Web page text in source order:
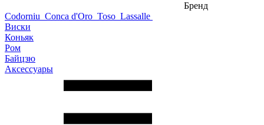
Бренд
Codorniu Conca d'Oro Toso Lassalle
Виски
Коньяк
Ром
Байцзю
Аксессуары